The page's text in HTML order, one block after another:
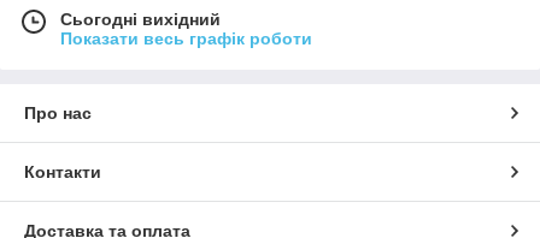
Сьогодні вихідний
Показати весь графік роботи
Про нас
Контакти
Доставка та оплата